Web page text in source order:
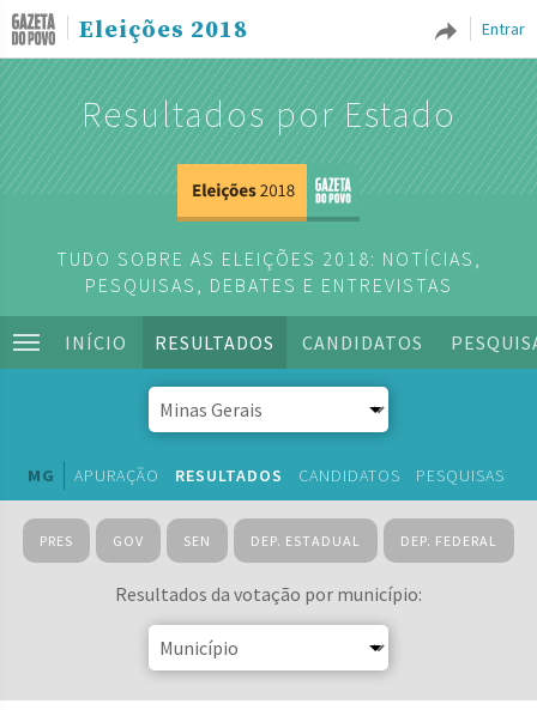
Entrar
Eleições 2018
Resultados por Estado
TUDO SOBRE AS ELEIÇÕES 2018: NOTÍCIAS,
PESQUISAS, DEBATES E ENTREVISTAS
INÍCIO RESULTADOS CANDIDATOS
MG APURAÇÃO RESULTADOS CANDIDATOS PESQUISAS
PRES GOV SEN DEP. ESTADUAL DEP. FEDERAL
Resultados da votação por município: